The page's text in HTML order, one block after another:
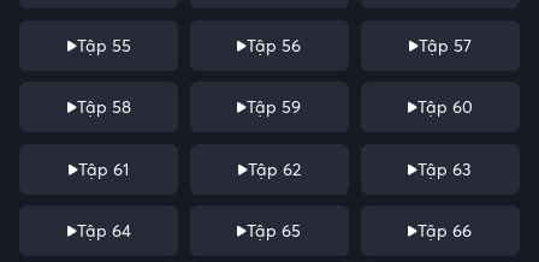
Tập 55 Tập 56 Tập 57
Tập 58 Tập 59 Tập 60
Tập 61 Tập 62 Tập 63
Tập 64 Tập 65 Tập 66